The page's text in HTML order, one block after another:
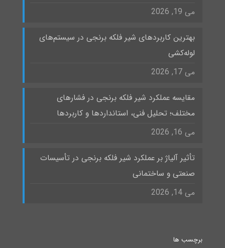
می 19, 2026
بهترین کاربردهای شیر فلکه برنجی در سیستم‌های
لوله‌کشی
می 17, 2026
مقایسه عملکرد شیر فلکه برنجی در فشارهای
مختلف؛ تحلیل فنی، استانداردها و کاربردها
می 16, 2026
تأثیر آلیاژ بر عملکرد شیر فلکه برنجی در تأسیسات
صنعتی و ساختمانی
می 14, 2026
برچسب ها